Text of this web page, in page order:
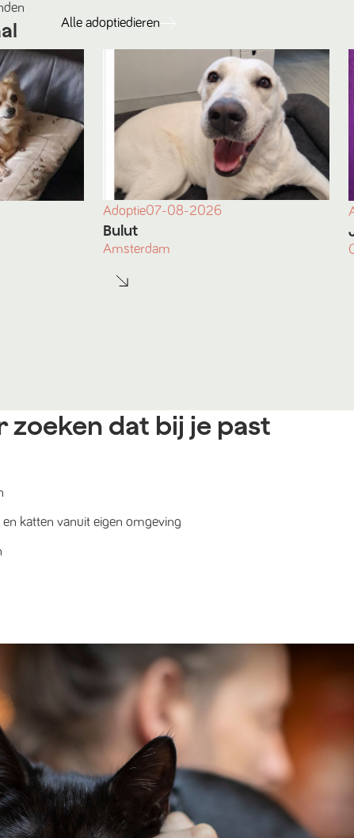
Alle adoptiedieren
Adoptie07-08-2026
Bulut
Amsterdam
zoeken dat bij je past
katten vanuit eigen omgeving